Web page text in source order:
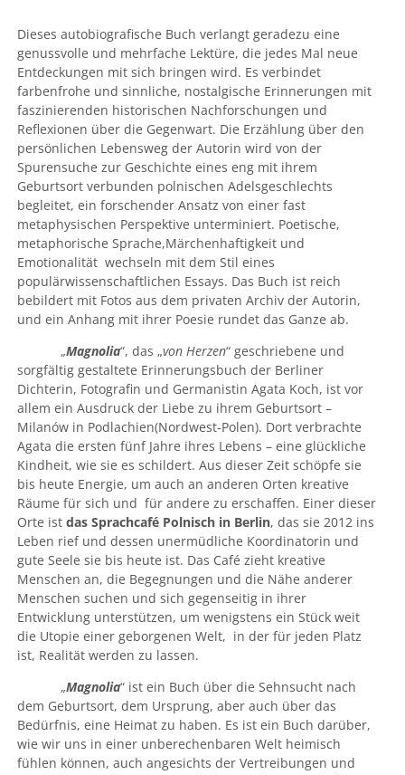
Dieses autobiografische Buch verlangt geradezu eine
genussvolle und mehrfache Lektüre, die jedes Mal neue
Entdeckungen mit sich bringen wird. Es verbindet
farbenfrohe und sinnliche, nostalgische Erinnerungen mit
faszinierenden historischen Nachforschungen und
Reflexionen über die Gegenwart. Die Erzählung über den
persönlichen Lebensweg der Autorin wird von der
Spurensuche zur Geschichte eines eng mit ihrem
Geburtsort verbunden polnischen Adelsgeschlechts
begleitet, ein forschender Ansatz von einer fast
metaphysischen Perspektive unterminiert. Poetische,
metaphorische Sprache,Märchenhaftigkeit und
Emotionalität wechseln mit dem Stil eines
populärwissenschaftlichen Essays. Das Buch ist reich
bebildert mit Fotos aus dem privaten Archiv der Autorin,
und ein Anhang mit ihrer Poesie rundet das Ganze ab.
„Magnolia“, das „von Herzen“ geschriebene und
sorgfältig gestaltete Erinnerungsbuch der Berliner
Dichterin, Fotografin und Germanistin Agata Koch, ist vor
allem ein Ausdruck der Liebe zu ihrem Geburtsort –
Milanów in Podlachien(Nordwest-Polen). Dort verbrachte
Agata die ersten fünf Jahre ihres Lebens – eine glückliche
Kindheit, wie sie es schildert. Aus dieser Zeit schöpfe sie
bis heute Energie, um auch an anderen Orten kreative
Räume für sich und für andere zu erschaffen. Einer dieser
Orte ist das Sprachcafé Polnisch in Berlin, das sie 2012 ins
Leben rief und dessen unermüdliche Koordinatorin und
gute Seele sie bis heute ist. Das Café zieht kreative
Menschen an, die Begegnungen und die Nähe anderer
Menschen suchen und sich gegenseitig in ihrer
Entwicklung unterstützen, um wenigstens ein Stück weit
die Utopie einer geborgenen Welt, in der für jeden Platz
ist, Realität werden zu lassen.
„Magnolia“ ist ein Buch über die Sehnsucht nach
dem Geburtsort, dem Ursprung, aber auch über das
Bedürfnis, eine Heimat zu haben. Es ist ein Buch darüber,
wie wir uns in einer unberechenbaren Welt heimisch
fühlen können, auch angesichts der Vertreibungen und